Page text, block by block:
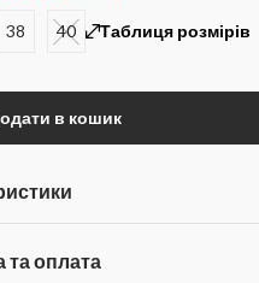
38 40 Таблиця розмірів
в кошик
та оплата